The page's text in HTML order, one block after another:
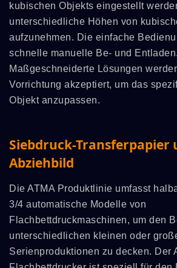
kubischen Objekts eingestellt
unterschiedliche Höhen von
aufzunehmen. Die einfache
schnelle manuelle Be- und Entladen.
Maßgeschneiderte Lösungen
Vorrichtung akzeptiert, um das
Objekt anzupassen.
Siebdruck-Transferpapier
Abziehbild
Die ATMA Produktlinie umfasst
3/4 automatische Modelle von
Flachbettdruckmaschinen, um den
unterschiedlichen kleinen oder
Serienproduktionen zu decken. Der